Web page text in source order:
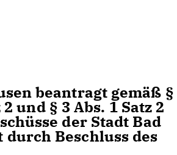
beantragt gemäß §
und § 3 Abs. 1 Satz 2
der Stadt Bad
durch Beschluss des